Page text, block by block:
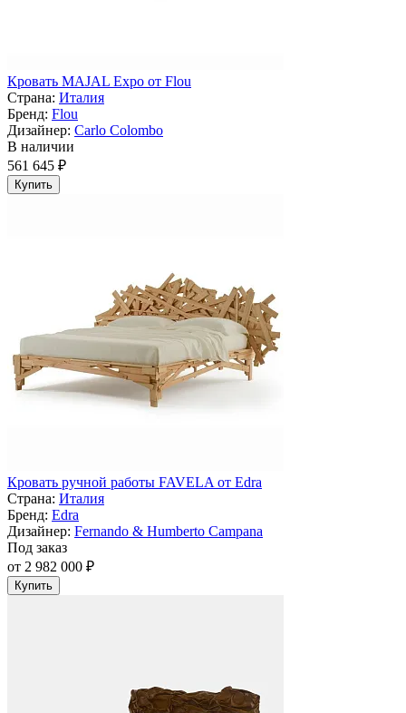
Кровать MAJAL Expo от Flou
Страна: Италия
Бренд: Flou
Дизайнер: Carlo Colombo
В наличии
561 645 ₽
Купить
Кровать ручной работы FAVELA от Edra
Страна: Италия
Бренд: Edra
Дизайнер: Fernando & Humberto Campana
Под заказ
от 2 982 000 ₽
Купить